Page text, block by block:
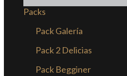
Packs
Pack Galería
Pack 2 Delicias
Pack Begginer